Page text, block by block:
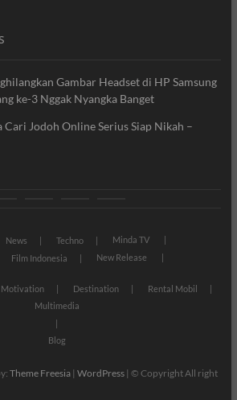
Gambar Headset di HP Samsung
ke-3 Nggak Nyangka Banget
Cari Jodoh Online Serius Siap Nikah –
News Techno
Minda TV
Film Indonesia
New Release
Motivation Destination
Rental Mobil
Multimedia
Blog
Theme Freesia| WordPress| © Copyright All right